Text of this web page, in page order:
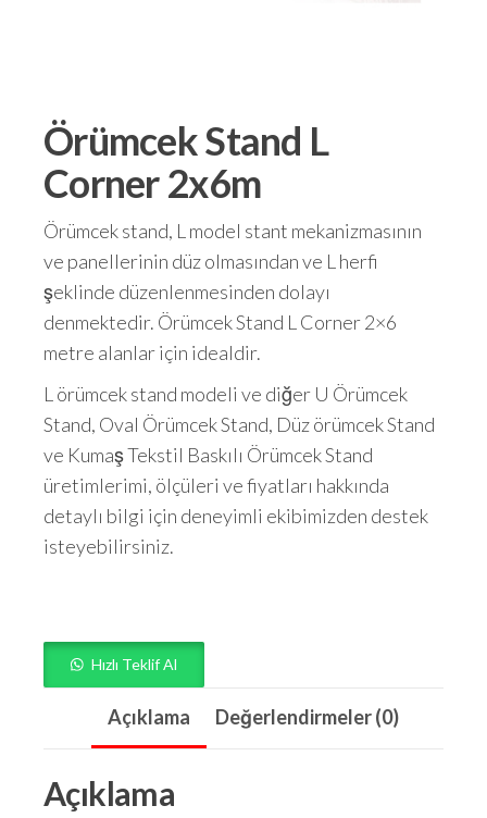
Örümcek Stand L
Corner 2x6m
Örümcek stand, L model stant mekanizmasının
ve panellerinin düz olmasından ve L herfi
şeklinde düzenlenmesinden dolayı
denmektedir. Örümcek Stand L Corner 2×6
metre alanlar için idealdir.
L örümcek stand modeli ve diğer U Örümcek
Stand, Oval Örümcek Stand, Düz örümcek Stand
ve Kumaş Tekstil Baskılı Örümcek Stand
üretimlerimi, ölçüleri ve fiyatları hakkında
detaylı bilgi için deneyimli ekibimizden destek
isteyebilirsiniz.
Hızlı Teklif Al
Açıklama Değerlendirmeler (0)
Açıklama